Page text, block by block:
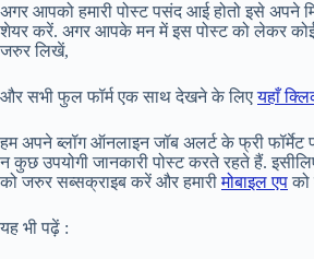
अगर आपको हमारी पोस्ट पसंद आई होतो इसे अपने
शेयर करें. अगर आपके मन में इस पोस्ट को लेकर
जरुर लिखें,
और सभी फुल फॉर्म एक साथ देखने के लिएयहाँ
हम अपने ब्लॉग ऑनलाइन जॉब अलर्ट के फ्री फॉर्मेट
न कुछ उपयोगी जानकारी पोस्ट करते रहते हैं.
को जरुर सब्सक्राइब करें और हमारीमोबाइल एपको
यह भी पढ़ें :